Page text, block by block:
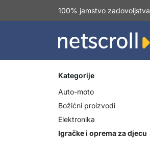
100% jamstvo zadovoljstva
Kategorije
Auto-moto
Božićni proizvodi
Elektronika
Igračke i oprema za djecu